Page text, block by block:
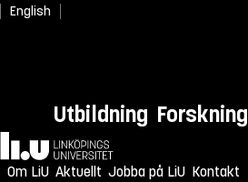
English
Utbildning Forskning
Hem
Om LiU Aktuellt Jobba på LiU Kontakt